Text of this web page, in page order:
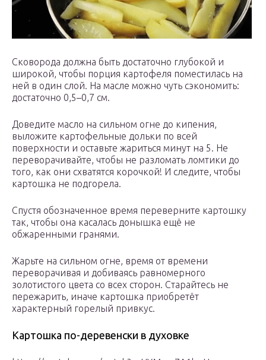
Сковорода должна быть достаточно глубокой и
широкой, чтобы порция картофеля поместилась на
ней в один слой. На масле можно чуть сэкономить:
достаточно 0,5–0,7 см.
Доведите масло на сильном огне до кипения,
выложите картофельные дольки по всей
поверхности и оставьте жариться минут на 5. Не
переворачивайте, чтобы не разломать ломтики до
того, как они схватятся корочкой! И следите, чтобы
картошка не подгорела.
Спустя обозначенное время переверните картошку
так, чтобы она касалась донышка ещё не
обжаренными гранями.
Жарьте на сильном огне, время от времени
переворачивая и добиваясь равномерного
золотистого цвета со всех сторон. Старайтесь не
пережарить, иначе картошка приобретёт
характерный горелый привкус.
Картошка по-деревенски в духовке